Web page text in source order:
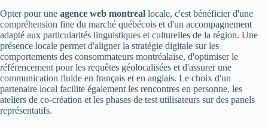
Opter pour une agence web montreal locale, c'est bénéficier d'une
compréhension fine du marché québécois et d'un accompagnement
adapté aux particularités linguistiques et culturelles de la région. Une
présence locale permet d'aligner la stratégie digitale sur les
comportements des consommateurs montréalaise, d'optimiser le
référencement pour les requêtes géolocalisées et d'assurer une
communication fluide en français et en anglais. Le choix d'un
partenaire local facilite également les rencontres en personne, les
ateliers de co-création et les phases de test utilisateurs sur des panels
représentatifs.